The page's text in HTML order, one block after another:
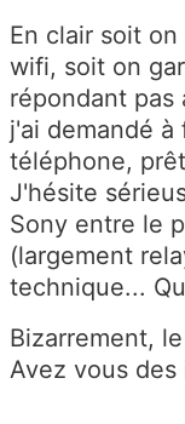
En clair soit
wifi, soit on
répondant pas
j'ai demandé
téléphone,
J'hésite
Sony entre le
(largement
technique...
Bizarrement,
Avez vous des